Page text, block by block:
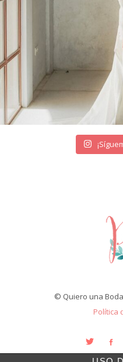
© Quiero una
Política